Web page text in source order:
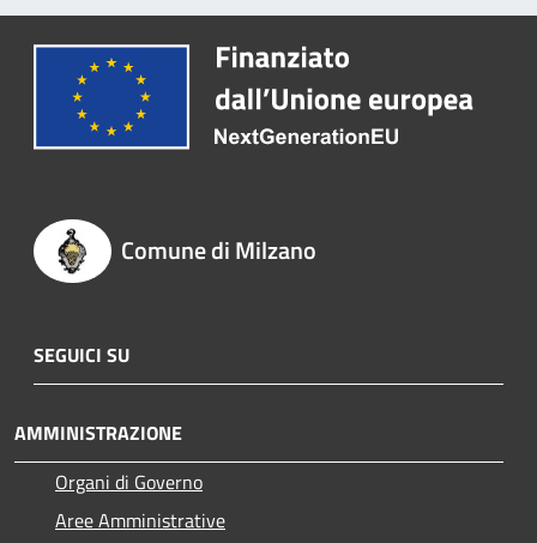
Comune di Milzano
SEGUICI SU
AMMINISTRAZIONE
Organi di Governo
Aree Amministrative